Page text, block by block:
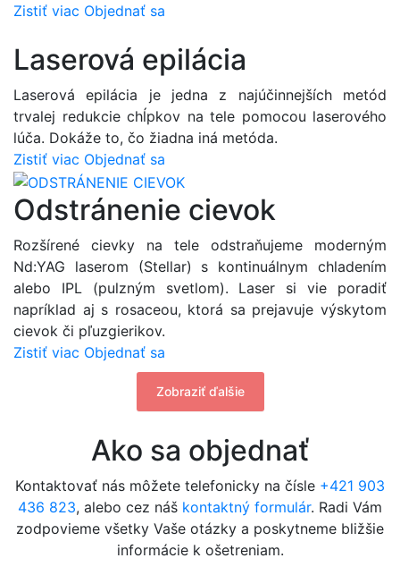
Zistiť viac Objednať sa
Laserová epilácia
Laserová epilácia je jedna z najúčinnejších metód
trvalej redukcie chĺpkov na tele pomocou laserového
lúča. Dokáže to, čo žiadna iná metóda.
Zistiť viac Objednať sa
Odstránenie cievok
Rozšírené cievky na tele odstraňujeme moderným
Nd:YAG laserom (Stellar) s kontinuálnym chladením
alebo IPL (pulzným svetlom). Laser si vie poradiť
napríklad aj s rosaceou, ktorá sa prejavuje výskytom
cievok či pľuzgierikov.
Zistiť viac Objednať sa
Zobraziť ďalšie
Ako sa objednať
Kontaktovať nás môžete telefonicky na čísle +421 903
436 823, alebo cez náš kontaktný formulár. Radi Vám
zodpovieme všetky Vaše otázky a poskytneme bližšie
informácie k ošetreniam.